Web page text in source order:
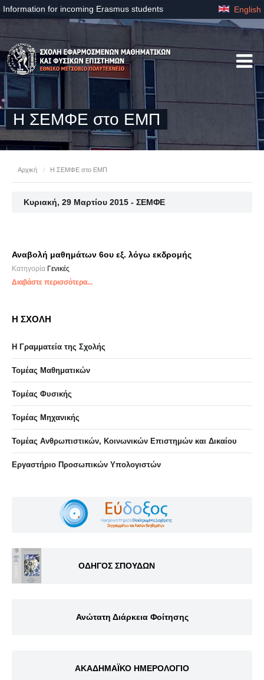
Information for incoming Erasmus students English
Η ΣΕΜΦΕ στο ΕΜΠ
Αρχική / Η ΣΕΜΦΕ στο ΕΜΠ
Κυριακή, 29 Μαρτίου 2015 - ΣΕΜΦΕ
Αναβολή μαθημάτων 6ου εξ. λόγω εκδρομής
Κατηγορία Γενικές
Διαβάστε περισσότερα...
Η ΣΧΟΛΗ
Η Γραμματεία της Σχολής
Τομέας Μαθηματικών
Τομέας Φυσικής
Τομέας Μηχανικής
Τομέας Ανθρωπιστικών, Κοινωνικών Επιστημών και Δικαίου
Eργαστήριo Προσωπικών Υπολογιστών
ΟΔΗΓΟΣ ΣΠΟΥΔΩΝ
Ανώτατη Διάρκεια Φοίτησης
ΑΚΑΔΗΜΑΪΚΟ ΗΜΕΡΟΛΟΓΙΟ